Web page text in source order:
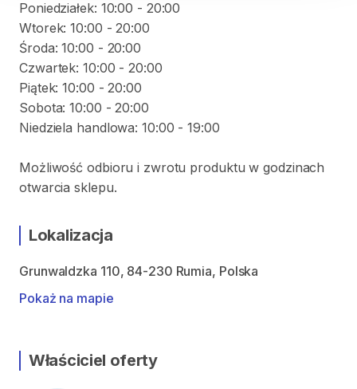
Poniedziałek: 10:00 - 20:00
Wtorek: 10:00 - 20:00
Środa: 10:00 - 20:00
Czwartek: 10:00 - 20:00
Piątek: 10:00 - 20:00
Sobota: 10:00 - 20:00
Niedziela handlowa: 10:00 - 19:00
Możliwość odbioru i zwrotu produktu w godzinach
otwarcia sklepu.
Lokalizacja
Grunwaldzka 110, 84-230 Rumia, Polska
Pokaż na mapie
Właściciel oferty